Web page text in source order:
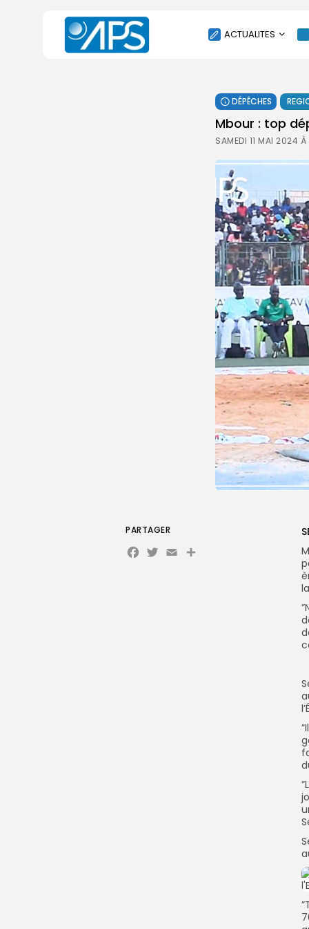
ACTUALITES
SOCIÉTÉ
ÉCONOMIE
CULTURE
SPORT
ENVIRONNEMENT
INTERNATIONAL
AGENDA
SANTE
DÉPÊCHES
Mbour : top
SAMEDI 11 MAI 2024 À
PARTAGER
Facebook
Twitter
Email